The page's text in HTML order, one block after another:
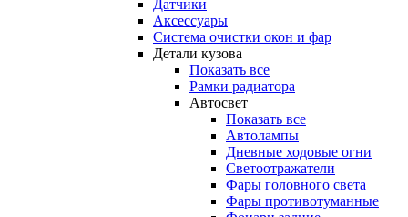
Датчики
Аксессуары
Система очистки окон и фар
Детали кузова
Показать все
Рамки радиатора
Автосвет
Показать все
Автолампы
Дневные ходовые огни
Светоотражатели
Фары головного света
Фары противотуманные